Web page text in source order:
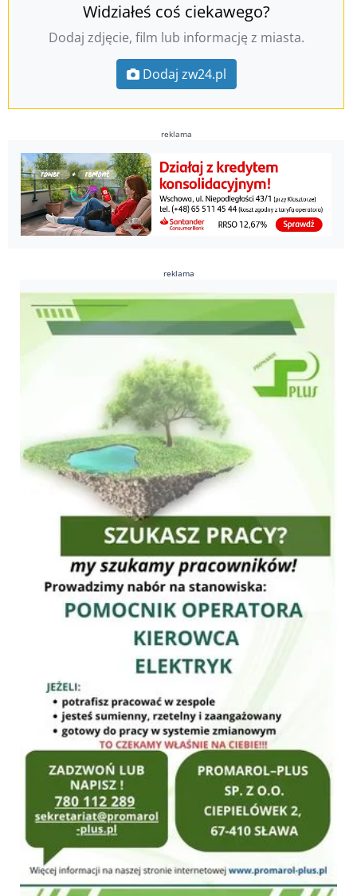
Widziałeś coś ciekawego?
Dodaj zdjęcie, film lub informację z miasta.
Dodaj zw24.pl
reklama
reklama